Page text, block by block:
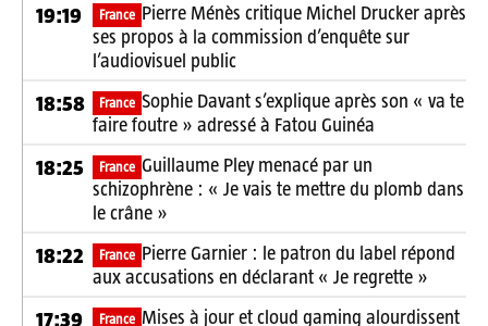
19:19 France Pierre Ménès critique Michel Drucker après
ses propos à la commission d’enquête sur
l’audiovisuel public
18:58 France Sophie Davant s’explique après son « va te
faire foutre » adressé à Fatou Guinéa
18:25 France Guillaume Pley menacé par un
schizophrène : « Je vais te mettre du plomb dans
le crâne »
18:22 France Pierre Garnier : le patron du label répond
aux accusations en déclarant « Je regrette »
17:39 France Mises à jour et cloud gaming alourdissent